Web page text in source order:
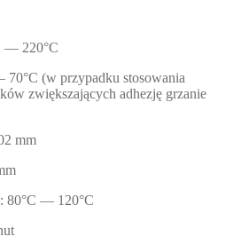
— 220°C
70°C (w przypadku stosowania
zwiększających adhezję grzanie
mm
80°C — 120°C